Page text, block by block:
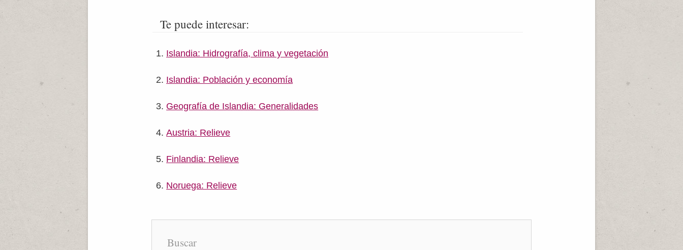
Te puede interesar:
Islandia: Hidrografía, clima y vegetación
Islandia: Población y economía
Geografía de Islandia: Generalidades
Austria: Relieve
Finlandia: Relieve
Noruega: Relieve
Buscar